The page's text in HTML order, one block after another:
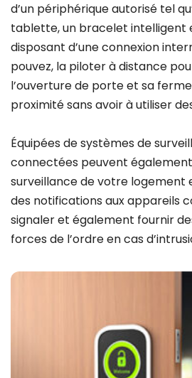
d’un périphérique autorisé tel
tablette, un bracelet intelligent
disposant d’une connexion
pouvez, la piloter à distance
l’ouverture de porte et sa
proximité sans avoir à utiliser
Équipées de systèmes de
connectées peuvent
surveillance de votre logement
des notifications aux appareils
signaler et également fournir
forces de l’ordre en cas